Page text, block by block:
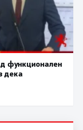
функционален
дека